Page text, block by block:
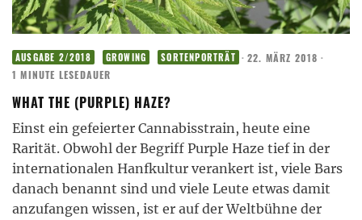
AUSGABE 2/2018 GROWING SORTENPORTRÄT · 22. MÄRZ 2018 ·
1 MINUTE LESEDAUER
WHAT THE (PURPLE) HAZE?
Einst ein gefeierter Cannabisstrain, heute eine
Rarität. Obwohl der Begriff Purple Haze tief in der
internationalen Hanfkultur verankert ist, viele Bars
danach benannt sind und viele Leute etwas damit
anzufangen wissen, ist er auf der Weltbühne der